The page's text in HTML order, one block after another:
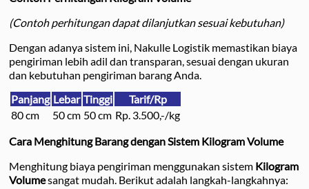
(Contoh perhitungan dapat dilanjutkan sesuai kebutuhan)
Dengan adanya sistem ini, Nakulle Logistik memastikan biaya
pengiriman lebih adil dan transparan, sesuai dengan ukuran
dan kebutuhan pengiriman barang Anda.
Panjang Lebar Tinggi
Tarif/Rp
80 cm
50 cm 50 cm Rp. 3.500,-/kg
Cara Menghitung Barang dengan Sistem Kilogram Volume
Menghitung biaya pengiriman menggunakan sistem Kilogram
Volumesangat mudah. Berikut adalah langkah-langkahnya: